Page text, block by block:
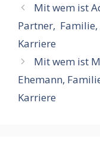
Mit wem ist
Partner, Familie,
Karriere
Mit wem ist
Ehemann,
Karriere